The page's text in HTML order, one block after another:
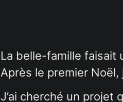
La belle-famille faisait
Après le premier Noël,
J’ai cherché un projet